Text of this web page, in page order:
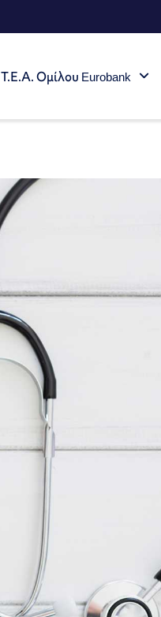
Τ.Ε.Α. Ομίλου Eurobank